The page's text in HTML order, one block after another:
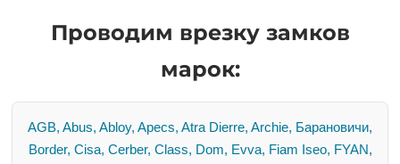
Проводим врезку замков
марок:
AGB, Abus, Abloy, Apecs, Atra Dierre, Archie, Барановичи,
Border, Cisa, Cerber, Class, Dom, Evva, Fiam Iseo, FYAN,